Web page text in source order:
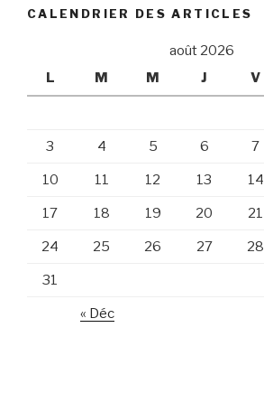
CALENDRIER DES ARTICLES
août 2026
L
M M J V
3 4 5 6 7
10 11 12 13 14
17 18 19 20 21
24 25 26 27 28
31
« Déc